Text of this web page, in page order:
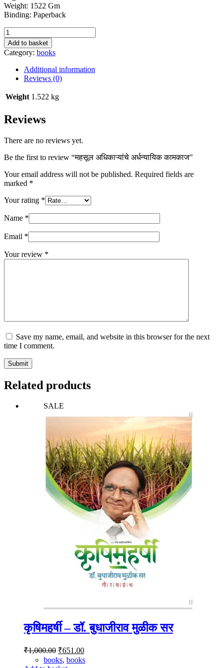
Weight: 1522 Gm
Binding: Paperback
महसूल
अधिकाऱ्यांचे
अर्धन्यायिक
कामकाज
quantity
Add to basket
Category: books
Additional information
Reviews (0)
Weight 1.522 kg
Reviews
There are no reviews yet.
Be the first to review “महसूल अधिकाऱ्यांचे अर्धन्यायिक कामकाज”
Your email address will not be published. Required fields are
marked *
Your rating *
Name *
Email *
Your review *
Save my name, email, and website in this browser for the next
time I comment.
Submit
Related products
SALE
कृषिमहर्षी – डॉ. बुधाजीराव मुळीक सर
₹1,000.00 Original
price
₹651.00Current
price
books, books